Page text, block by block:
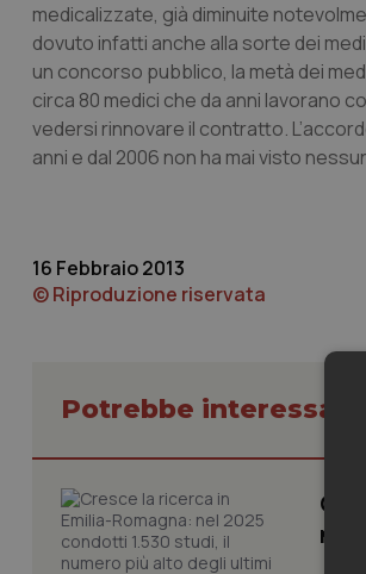
medicalizzate, già diminuite
dovuto infatti anche alla sorte dei
un concorso pubblico, la metà dei
circa 80 medici che da anni lavorano
vedersi rinnovare il contratto.
anni e dal 2006 non ha mai visto
16 Febbraio 2013
© Riproduzione riservata
Potrebbe